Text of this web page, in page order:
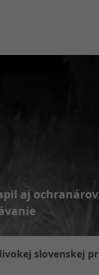
aj
slovenskej